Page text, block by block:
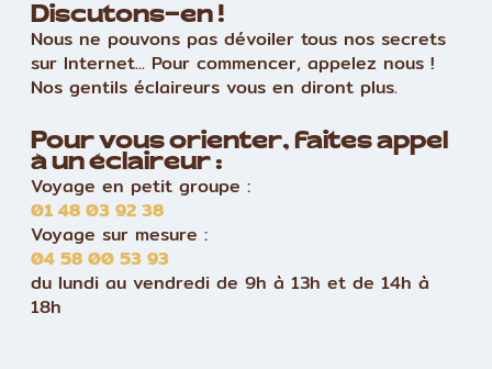
Discutons-en !
Nous ne pouvons pas dévoiler tous nos secrets
sur Internet... Pour commencer, appelez nous !
Nos gentils éclaireurs vous en diront plus.
Pour vous orienter, faites appel
à un éclaireur :
Voyage en petit groupe :
01 48 03 92 38
Voyage sur mesure :
04 58 00 53 93
du lundi au vendredi de 9h à 13h et de 14h à
18h